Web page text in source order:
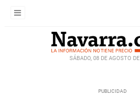
SÁBADO, 08 DE AGOSTO